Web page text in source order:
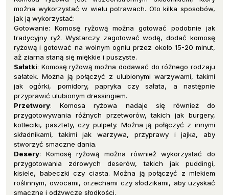
można wykorzystać w wielu potrawach. Oto kilka sposobów,
jak ją wykorzystać:
Gotowanie: Komosę ryżową można gotować podobnie jak
tradycyjny ryż. Wystarczy zagotować wodę, dodać komosę
ryżową i gotować na wolnym ogniu przez około 15-20 minut,
aż ziarna staną się miękkie i puszyste.
Sałatki: Komosę ryżową można dodawać do różnego rodzaju
sałatek. Można ją połączyć z ulubionymi warzywami, takimi
jak ogórki, pomidory, papryka czy sałata, a następnie
przyprawić ulubionym dressingiem.
Przetwory: Komosa ryżowa nadaje się również do
przygotowywania różnych przetworów, takich jak burgery,
kotleciki, pasztety, czy pulpety. Można ją połączyć z innymi
składnikami, takimi jak warzywa, przyprawy i jajka, aby
stworzyć smaczne dania.
Desery: Komosę ryżową można również wykorzystać do
przygotowania zdrowych deserów, takich jak puddingi,
kisiele, babeczki czy ciasta. Można ją połączyć z mlekiem
roślinnym, owocami, orzechami czy słodzikami, aby uzyskać
smaczne i odżywcze słodkości.